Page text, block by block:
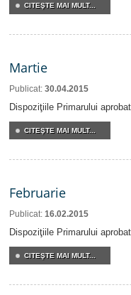
CITEŞTE MAI MULT...
Martie
Publicat: 30.04.2015
Dispoziţiile Primarului
CITEŞTE MAI MULT...
Februarie
Publicat: 16.02.2015
Dispoziţiile Primarului
CITEŞTE MAI MULT...